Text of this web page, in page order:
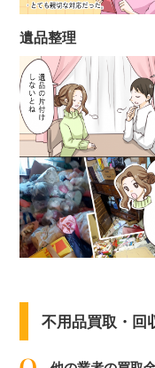
遺品整理
不用品買取・回